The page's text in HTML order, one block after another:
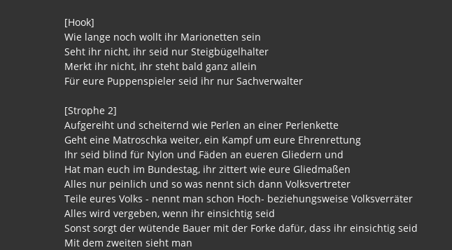
[Hook]
Wie lange noch wollt ihr Marionetten sein
Seht ihr nicht, ihr seid nur Steigbügelhalter
Merkt ihr nicht, ihr steht bald ganz allein
Für eure Puppenspieler seid ihr nur Sachverwalter
[Strophe 2]
Aufgereiht und scheiternd wie Perlen an einer Perlenkette
Geht eine Matroschka weiter, ein Kampf um eure Ehrenrettung
Ihr seid blind für Nylon und Fäden an eueren Gliedern und
Hat man euch im Bundestag, ihr zittert wie eure Gliedmaßen
Alles nur peinlich und so was nennt sich dann Volksvertreter
Teile eures Volks - nennt man schon Hoch- beziehungsweise Volksverräter
Alles wird vergeben, wenn ihr einsichtig seid
Sonst sorgt der wütende Bauer mit der Forke dafür, dass ihr einsichtig seid
Mit dem zweiten sieht man